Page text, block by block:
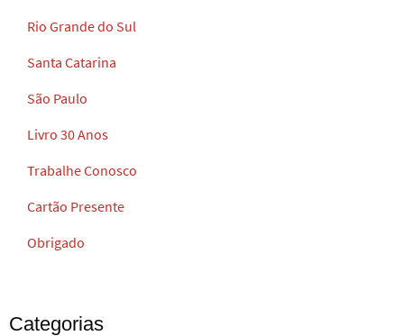
Rio Grande do Sul
Santa Catarina
São Paulo
Livro 30 Anos
Trabalhe Conosco
Cartão Presente
Obrigado
Categorias